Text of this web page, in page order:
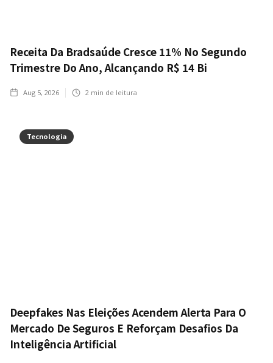
Receita Da Bradsaúde Cresce 11% No Segundo
Trimestre Do Ano, Alcançando R$ 14 Bi
Aug 5, 2026 2 min de leitura
Tecnologia
Deepfakes Nas Eleições Acendem Alerta Para O
Mercado De Seguros E Reforçam Desafios Da
Inteligência Artificial